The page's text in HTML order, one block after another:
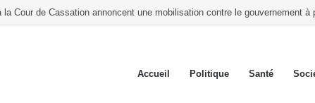
Cour de Cassation annoncent une mobilisation contre le gouvernement à
Accueil Politique Santé